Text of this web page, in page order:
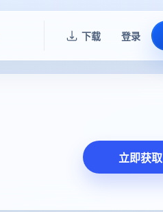
下载 登录
立即获取